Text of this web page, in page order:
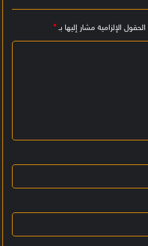
الحقول الإلزامية مشار إليها بـ*